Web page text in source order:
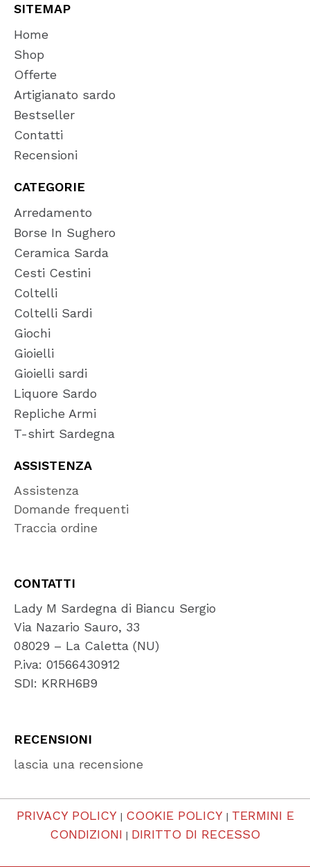
SITEMAP
Home
Shop
Offerte
Artigianato sardo
Bestseller
Contatti
Recensioni
CATEGORIE
Arredamento
Borse In Sughero
Ceramica Sarda
Cesti Cestini
Coltelli
Coltelli Sardi
Giochi
Gioielli
Gioielli sardi
Liquore Sardo
Repliche Armi
T-shirt Sardegna
ASSISTENZA
Assistenza
Domande frequenti
Traccia ordine
CONTATTI
Lady M Sardegna di Biancu Sergio
Via Nazario Sauro, 33
08029 – La Caletta (NU)
P.iva: 01566430912
SDI: KRRH6B9
RECENSIONI
lascia una recensione
PRIVACY POLICY | COOKIE POLICY | TERMINI E
CONDIZIONI | DIRITTO DI RECESSO